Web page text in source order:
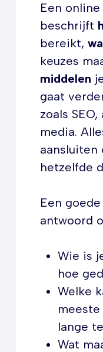
Een
beschrijft
bereikt,
keuzes
middelen
gaat
zoals
media.
aansluiten
hetzelfde
Een
antwoord
Wie is
hoe
Welke
lange
Wat